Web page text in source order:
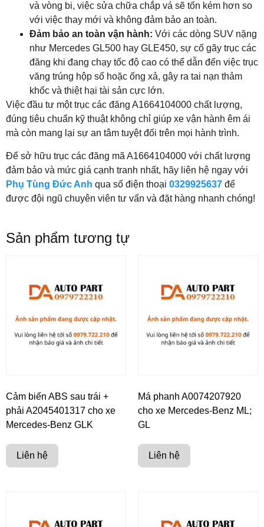
và vòng bi, việc sửa chữa chắp vá sẽ tốn kém hơn so
với việc thay mới và không đảm bảo an toàn.
Đảm bảo an toàn vận hành: Với các dòng SUV nặng
như Mercedes GL500 hay GLE450, sự cố gãy trục các
đăng khi đang chạy tốc độ cao có thể dẫn đến việc trục
văng trúng hộp số hoặc ống xả, gây ra tai nạn thảm
khốc và thiệt hại tài sản cực lớn.
Việc đầu tư một trục các đăng A1664104000 chất lượng,
đúng tiêu chuẩn kỹ thuật không chỉ giúp xe vận hành êm ái
mà còn mang lại sự an tâm tuyệt đối trên mọi hành trình.
Để sở hữu trục các đăng mã A1664104000 với chất lượng
đảm bảo và mức giá cạnh tranh nhất, hãy liên hệ ngay với
Phụ Tùng Đức Anh qua số điện thoại 0329925637 để
được đội ngũ chuyên viên tư vấn và đặt hàng nhanh chóng!
Sản phẩm tương tự
Cảm biến ABS sau trái +
phải A2045401317 cho xe
Mercedes-Benz GLK
Liên hệ
Má phanh A0074207920
cho xe Mercedes-Benz ML;
GL
Liên hệ